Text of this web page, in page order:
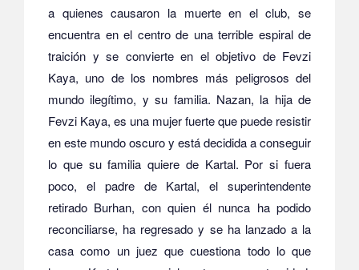
a quienes causaron la muerte en el club, se
encuentra en el centro de una terrible espiral de
traición y se convierte en el objetivo de Fevzi
Kaya, uno de los nombres más peligrosos del
mundo ilegítimo, y su familia. Nazan, la hija de
Fevzi Kaya, es una mujer fuerte que puede resistir
en este mundo oscuro y está decidida a conseguir
lo que su familia quiere de Kartal. Por si fuera
poco, el padre de Kartal, el superintendente
retirado Burhan, con quien él nunca ha podido
reconciliarse, ha regresado y se ha lanzado a la
casa como un juez que cuestiona todo lo que